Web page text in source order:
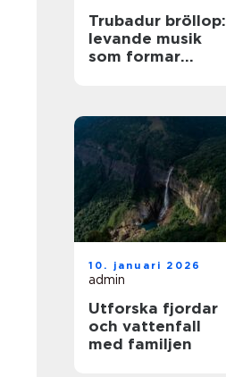
Trubadur bröllop:
levande musik
som formar
10. januari 2026
admin
Utforska fjordar
och vattenfall
med familjen